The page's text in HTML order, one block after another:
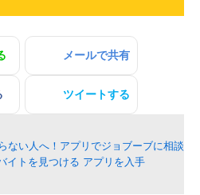
メールで共有
ツイートする